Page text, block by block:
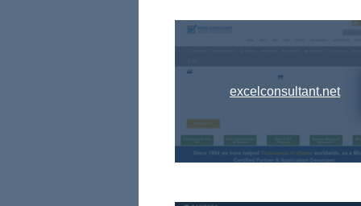
excelconsultant.net